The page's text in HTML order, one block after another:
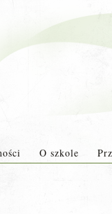
O szkole